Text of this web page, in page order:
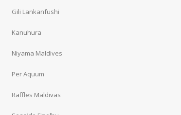
Gili Lankanfushi
Kanuhura
Niyama Maldives
Per Aquum
Raffles Maldivas